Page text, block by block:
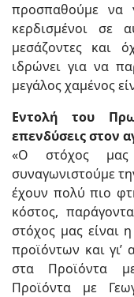
προσπαθούμε να
κερδισμένοι σε
μεσάζοντες και
ιδρώνει για να
μεγάλος χαμένος
Εντολή του
επενδύσεις στον
«Ο στόχος
συναγωνιστούμε
έχουν πολύ πιο
κόστος,
στόχος μας είναι
προϊόντων και γι’
στα Προϊόντα
Προϊόντα με